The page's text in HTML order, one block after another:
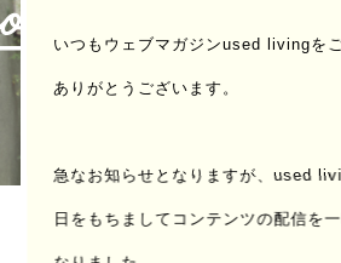
いつもウェブマガジンused livingを
ありがとうございます。
急なお知らせとなりますが、used
日をもちまして コンテンツの配信を